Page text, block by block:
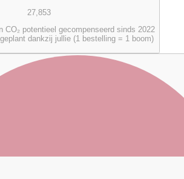
27,853
CO₂ potentieel gecompenseerd sinds 2022
dankzij jullie (1 bestelling = 1 boom)